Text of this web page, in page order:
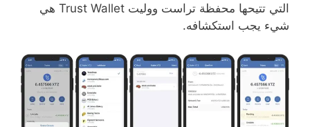
التي تتيحها محفظة تراست ووليت Trust Wallet هي
شيء يجب استكشافه.